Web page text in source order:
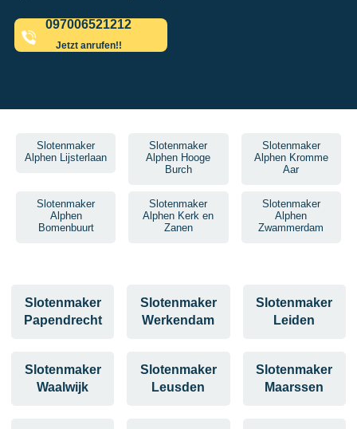
097006521212
Jetzt anrufen!!
Slotenmaker
Alphen Lijsterlaan
Slotenmaker
Alphen Hooge
Burch
Slotenmaker
Alphen Kromme
Aar
Slotenmaker
Alphen
Bomenbuurt
Slotenmaker
Alphen Kerk en
Zanen
Slotenmaker
Alphen
Zwammerdam
Slotenmaker
Papendrecht
Slotenmaker
Werkendam
Slotenmaker
Leiden
Slotenmaker
Waalwijk
Slotenmaker
Leusden
Slotenmaker
Maarssen